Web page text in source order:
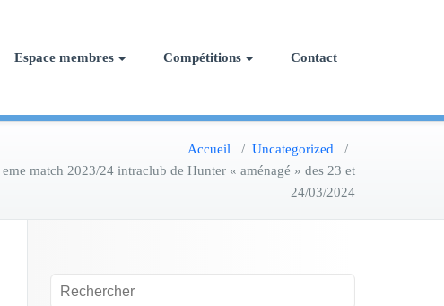
Espace membres Compétitions Contact
Accueil / Uncategorized /
match 2023/24 intraclub de Hunter « aménagé » des 23 et
24/03/2024